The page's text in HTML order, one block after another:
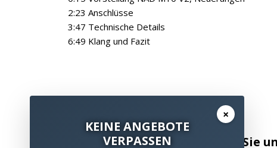
2:23 Anschlüsse
3:47 Technische Details
6:49 Klang und Fazit
Besuchen Sie
×
KEINE ANGEBOTE
VERPASSEN